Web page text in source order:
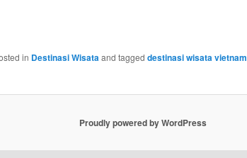
in Destinasi Wisataand tagged destinasi wisata vietnam
Proudly powered by WordPress